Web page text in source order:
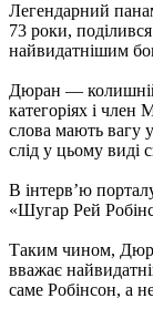
Легендарний
73 роки,
найвидатнішим
Дюран — колишній
категоріях і член
слова мають вагу
слід у цьому виді
В інтерв’ю
«Шугар Рей
Таким чином,
вважає
саме Робінсон, а